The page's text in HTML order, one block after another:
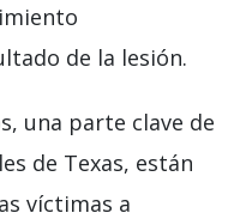
de la lesión.
una parte clave de
de Texas, están
víctimas a